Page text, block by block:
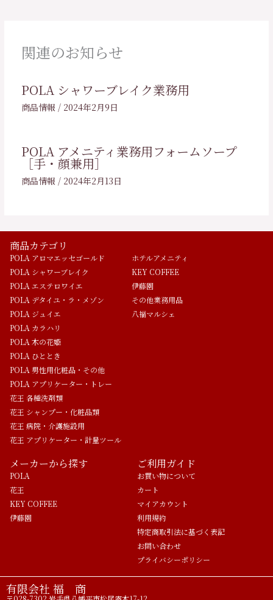
関連のお知らせ
POLA シャワーブレイク業務用
商品情報 / 2024年2月9日
POLA アメニティ業務用フォームソープ
［手・顔兼用］
商品情報 / 2024年2月13日
商品カテゴリ
POLA アロマエッセゴールド
POLA シャワーブレイク
POLA エステロワイエ
POLA デタイユ・ラ・メゾン
POLA ジュイエ
POLA カラハリ
POLA 木の花姫
POLA ひととき
POLA 男性用化粧品・その他
POLA アプリケーター・トレー
花王 各種洗剤類
花王 シャンプー・化粧品類
花王 病院・介護施設用
花王 アプリケーター・計量ツール
ホテルアメニティ
KEY COFFEE
伊藤園
その他業務用品
八福マルシェ
メーカーから探す
POLA
花王
KEY COFFEE
伊藤園
ご利用ガイド
お買い物について
カート
マイアカウント
利用規約
特定商取引法に基づく表記
お問い合わせ
プライバシーポリシー
有限会社 福 商